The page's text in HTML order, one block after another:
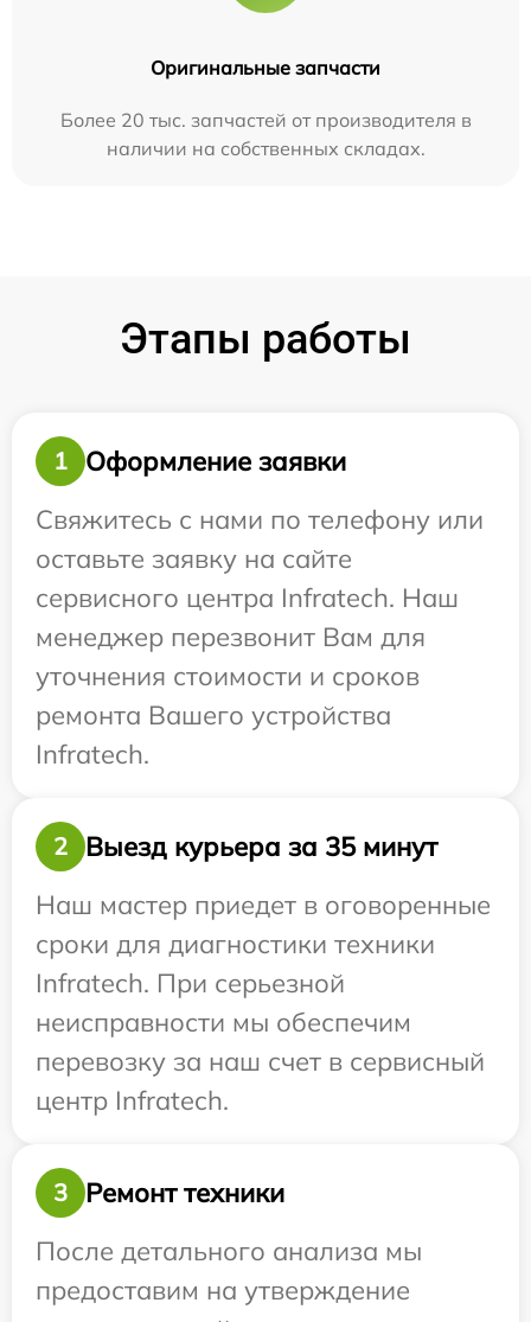
Оригинальные запчасти
Более 20 тыс. запчастей от производителя в
наличии на собственных складах.
Этапы работы
1
Оформление заявки
Свяжитесь с нами по телефону или
оставьте заявку на сайте
сервисного центра Infratech. Наш
менеджер перезвонит Вам для
уточнения стоимости и сроков
ремонта Вашего устройства
Infratech.
2
Выезд курьера за 35 минут
Наш мастер приедет в оговоренные
сроки для диагностики техники
Infratech. При серьезной
неисправности мы обеспечим
перевозку за наш счет в сервисный
центр Infratech.
3
Ремонт техники
После детального анализа мы
предоставим на утверждение